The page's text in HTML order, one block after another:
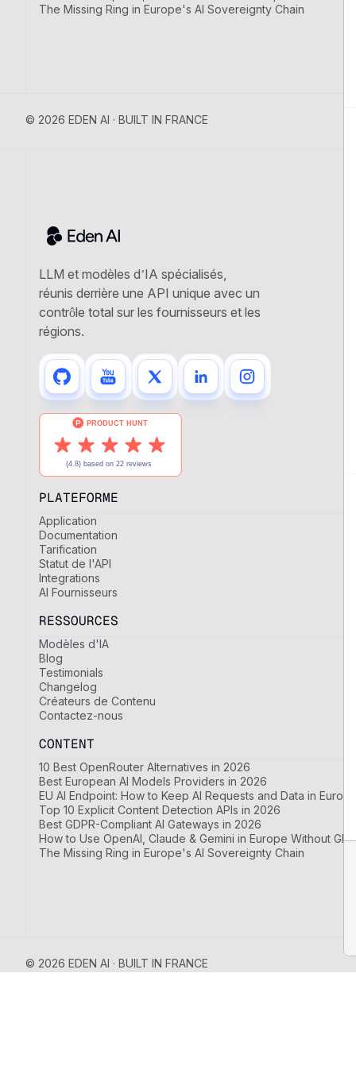
The Missing Ring in Europe's AI Sovereignty Chain
© 2026 EDEN AI · BUILT IN FRANCE
LLM et modèles d’IA spécialisés,
réunis derrière une API unique avec un
contrôle total sur les fournisseurs et les
régions.
PLATEFORME
Application
Documentation
Tarification
Statut de l'API
Integrations
AI Fournisseurs
RESSOURCES
Modèles d'IA
Blog
Testimonials
Changelog
Créateurs de Contenu
Contactez-nous
CONTENT
10 Best OpenRouter Alternatives in 2026
Best European AI Models Providers in 2026
EU AI Endpoint: How to Keep AI Requests and Data in
Top 10 Explicit Content Detection APIs in 2026
Best GDPR-Compliant AI Gateways in 2026
How to Use OpenAI, Claude & Gemini in Europe Without
The Missing Ring in Europe's AI Sovereignty Chain
© 2026 EDEN AI · BUILT IN FRANCE